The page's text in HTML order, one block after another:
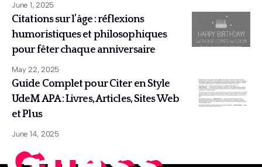
June 1, 2025
Citations sur l’âge : réflexions
humoristiques et philosophiques
pour fêter chaque anniversaire
May 22, 2025
Guide Complet pour Citer en Style
UdeM APA : Livres, Articles, Sites Web
et Plus
June 14, 2025